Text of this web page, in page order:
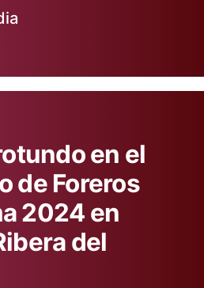
en el
de Foreros
2024 en
del